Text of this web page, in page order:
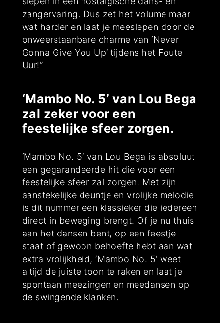
zangervaring. Dus zet het volume maar
wat harder en laat je meeslepen door de
onweerstaanbare charme van ‘Never
Gonna Give You Up’ tijdens het Foute
Uur!”
‘Mambo No. 5’ van Lou Bega
zal zeker voor een
feestelijke sfeer zorgen.
‘Mambo No. 5’ van Lou Bega is absoluut
een gegarandeerde hit die voor een
feestelijke sfeer zal zorgen. Met zijn
aanstekelijke deuntje en vrolijke melodie
is dit nummer een klassieker die iedereen
direct in beweging brengt. Of je nu thuis
aan het dansen bent, op een feestje
staat of gewoon behoefte hebt aan wat
extra vrolijkheid, ‘Mambo No. 5’ weet
altijd de juiste toon te raken en laat je
spontaan meezingen en meedansen op
de swingende klanken.